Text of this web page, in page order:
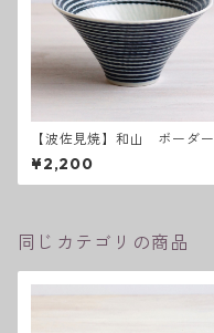
【波佐見焼】和山 ボーダー
柄「藍駒」反り碗大
¥2,200
同じカテゴリの商品